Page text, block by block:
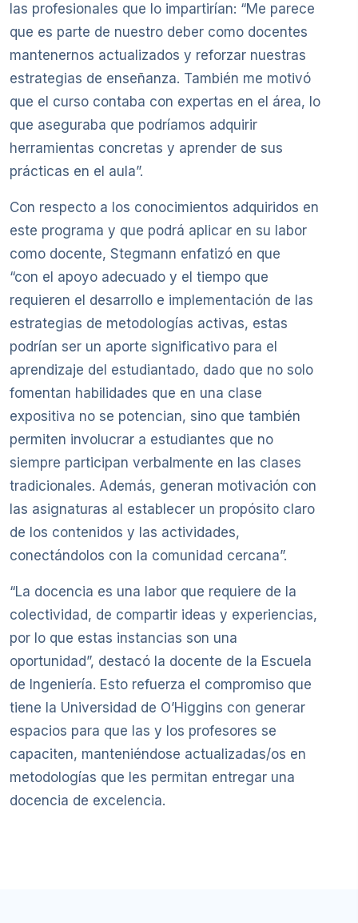
las profesionales que lo impartirían: “Me parece
que es parte de nuestro deber como docentes
mantenernos actualizados y reforzar nuestras
estrategias de enseñanza. También me motivó
que el curso contaba con expertas en el área, lo
que aseguraba que podríamos adquirir
herramientas concretas y aprender de sus
prácticas en el aula”.
Con respecto a los conocimientos adquiridos en
este programa y que podrá aplicar en su labor
como docente, Stegmann enfatizó en que
“con el apoyo adecuado y el tiempo que
requieren el desarrollo e implementación de las
estrategias de metodologías activas, estas
podrían ser un aporte significativo para el
aprendizaje del estudiantado, dado que no solo
fomentan habilidades que en una clase
expositiva no se potencian, sino que también
permiten involucrar a estudiantes que no
siempre participan verbalmente en las clases
tradicionales. Además, generan motivación con
las asignaturas al establecer un propósito claro
de los contenidos y las actividades,
conectándolos con la comunidad cercana”.
“La docencia es una labor que requiere de la
colectividad, de compartir ideas y experiencias,
por lo que estas instancias son una
oportunidad”, destacó la docente de la Escuela
de Ingeniería. Esto refuerza el compromiso que
tiene la Universidad de O’Higgins con generar
espacios para que las y los profesores se
capaciten, manteniéndose actualizadas/os en
metodologías que les permitan entregar una
docencia de excelencia.